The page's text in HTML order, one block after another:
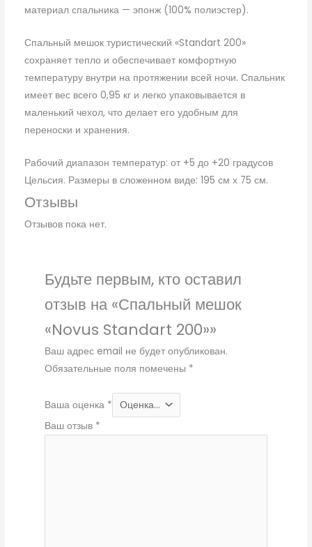
материал спальника — эпонж (100% полиэстер).
Спальный мешок туристический «Standart 200»
сохраняет тепло и обеспечивает комфортную
температуру внутри на протяжении всей ночи. Спальник
имеет вес всего 0,95 кг и легко упаковывается в
маленький чехол, что делает его удобным для
переноски и хранения.
Рабочий диапазон температур: от +5 до +20 градусов
Цельсия. Размеры в сложенном виде: 195 см х 75 см.
Отзывы
Отзывов пока нет.
Будьте первым, кто оставил
отзыв на «Спальный мешок
«Novus Standart 200»»
Ваш адрес email не будет опубликован.
Обязательные поля помечены *
Ваша оценка *
Ваш отзыв *